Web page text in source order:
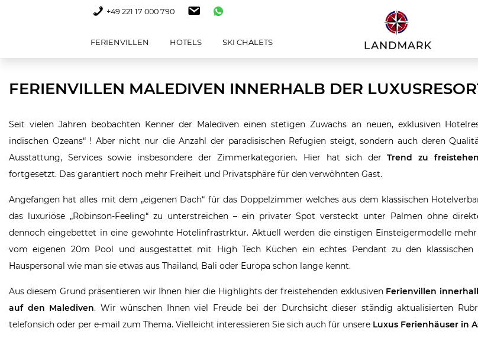
+49 221 17 000 790
FERIENVILLEN HOTELS SKI CHALETS
FERIENVILLEN MALEDIVEN INNERHALB DER
Seit vielen Jahren beobachten Kenner der Malediven einen stetigen Zuwachs an neuen, exklusiven
indischen Ozeans“ ! Aber nicht nur die Anzahl der paradisischen Refugien steigt, sondern auch deren
Ausstattung, Services sowie insbesondere der Zimmerkategorien. Hier hat sich derTrend zu
fortgesetzt. Das garantiert noch mehr Freiheit und Privatsphäre für den verwöhnten Gast.
Angefangen hat alles mit dem „eigenen Dach“ für das Doppelzimmer welches aus dem klassischen
das luxuriöse „Robinson-Feeling“ zu unterstreichen – ein privater Spot versteckt unter Palmen ohne
dennoch eingebettet in eine gewohnte Hotelinfrastrktur. Aktuell werden die einstigen Einsteigermodelle
vom eigenen 20m Pool und ausgestattet mit High Tech Küchen ein echtes Pendant zu den klassischen
Hauspersonal wie man sie etwas aus Thailand, Bali oder Europa schon lange kennt.
Aus diesem Grund präsentieren wir Ihnen hier die Highlights der freistehenden exklusiven Ferienvillen
auf den Malediven. Wir wünschen Ihnen viel Freude bei der Durchsicht dieser ständig aktualisierten
telefonsich oder per e-mail zum Thema. Vielleicht interessieren Sie sich auch für unsere Luxus Ferienhäuser in